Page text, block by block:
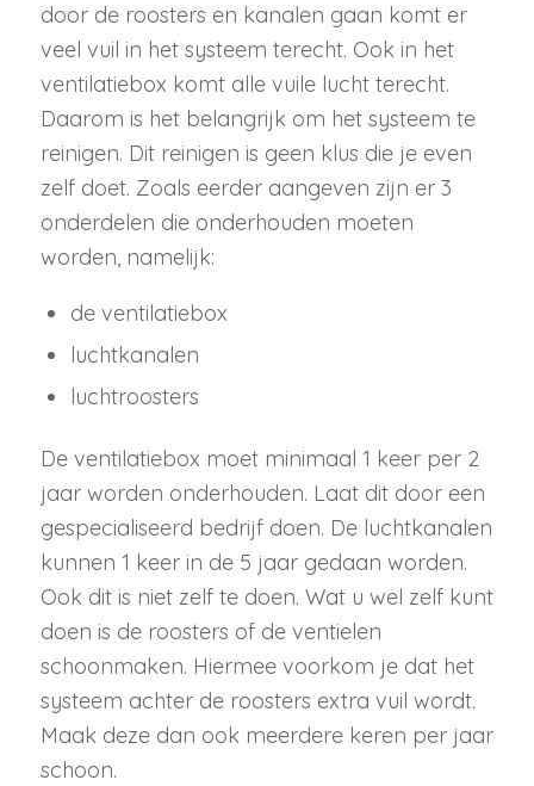
door de roosters en kanalen gaan komt er
veel vuil in het systeem terecht. Ook in het
ventilatiebox komt alle vuile lucht terecht.
Daarom is het belangrijk om het systeem te
reinigen. Dit reinigen is geen klus die je even
zelf doet. Zoals eerder aangeven zijn er 3
onderdelen die onderhouden moeten
worden, namelijk:
de ventilatiebox
luchtkanalen
luchtroosters
De ventilatiebox moet minimaal 1 keer per 2
jaar worden onderhouden. Laat dit door een
gespecialiseerd bedrijf doen. De luchtkanalen
kunnen 1 keer in de 5 jaar gedaan worden.
Ook dit is niet zelf te doen. Wat u wel zelf kunt
doen is de roosters of de ventielen
schoonmaken. Hiermee voorkom je dat het
systeem achter de roosters extra vuil wordt.
Maak deze dan ook meerdere keren per jaar
schoon.